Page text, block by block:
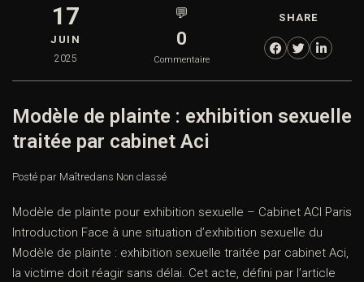
17
JUIN
2025
💬
0
Commentaire
SHARE
Modèle de plainte : exhibition sexuelle
traitée par cabinet Aci
Posté par Maîtredans Non classé
Modèle de plainte pour exhibition sexuelle – Cabinet ACI Paris
Introduction Face à une situation d’exhibition sexuelle du
Modèle de plainte : exhibition sexuelle traitée par cabinet Aci,
la victime doit réagir sans délai. Cet acte, défini par l’article